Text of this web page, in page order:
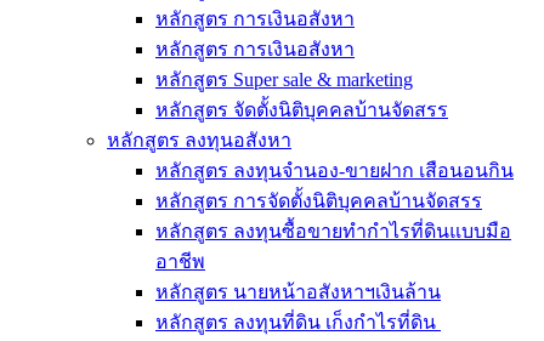
หลักสูตร การเงินอสังหา
หลักสูตร การเงินอสังหา
หลักสูตร Super sale & marketing
หลักสูตร จัดตั้งนิติบุคคลบ้านจัดสรร
หลักสูตร ลงทุนอสังหา
หลักสูตร ลงทุนจำนอง-ขายฝาก เสือนอนกิน
หลักสูตร การจัดตั้งนิติบุคคลบ้านจัดสรร
หลักสูตร ลงทุนซื้อขายทำกำไรที่ดินแบบมือ
อาชีพ
หลักสูตร นายหน้าอสังหาฯเงินล้าน
หลักสูตร ลงทุนที่ดิน เก็งกำไรที่ดิน